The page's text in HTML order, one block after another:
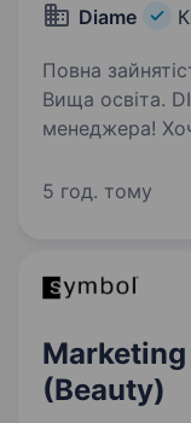
Diame
Повна
Вища освіта. DIAME у пошуку Маркетинг
менеджера!
з глибинною
5 год. тому
(Beauty)